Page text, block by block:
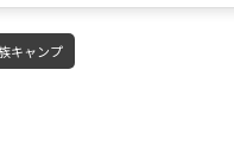
キャンプ